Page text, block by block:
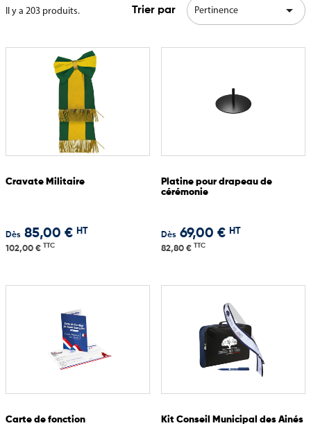
Il y a 203 produits. Trier par Pertinence 
Cravate Militaire
Dès 85,00 € HT
102,00 € TTC
Platine pour drapeau de
cérémonie
Dès 69,00 € HT
82,80 € TTC
Carte de fonction Kit Conseil Municipal des Ainés